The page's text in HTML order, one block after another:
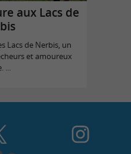
aux Lacs de
Lacs de Nerbis, un
et amoureux
...